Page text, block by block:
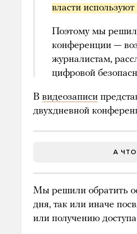
власти
Поэтому мы
конференции —
журналистам,
цифровой
В видеозаписи
двухдневной
А
Мы решили обратить
дня, так или иначе
или получению